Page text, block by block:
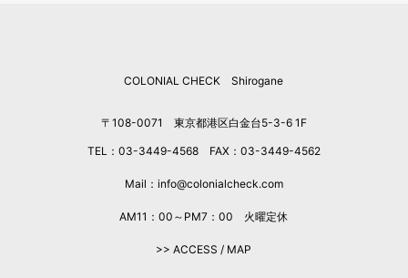
COLONIAL CHECK Shirogane
〒108-0071 東京都港区白金台5-3-6 1F
TEL：03-3449-4568 FAX：03-3449-4562
Mail：info@colonialcheck.com
AM11：00～PM7：00 火曜定休
>> ACCESS / MAP